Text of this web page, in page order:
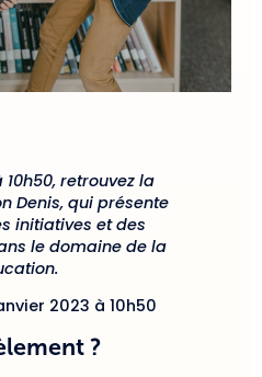
retrouvez la
Denis, qui présente
initiatives et des
le domaine de la
2023 à 10h50
?